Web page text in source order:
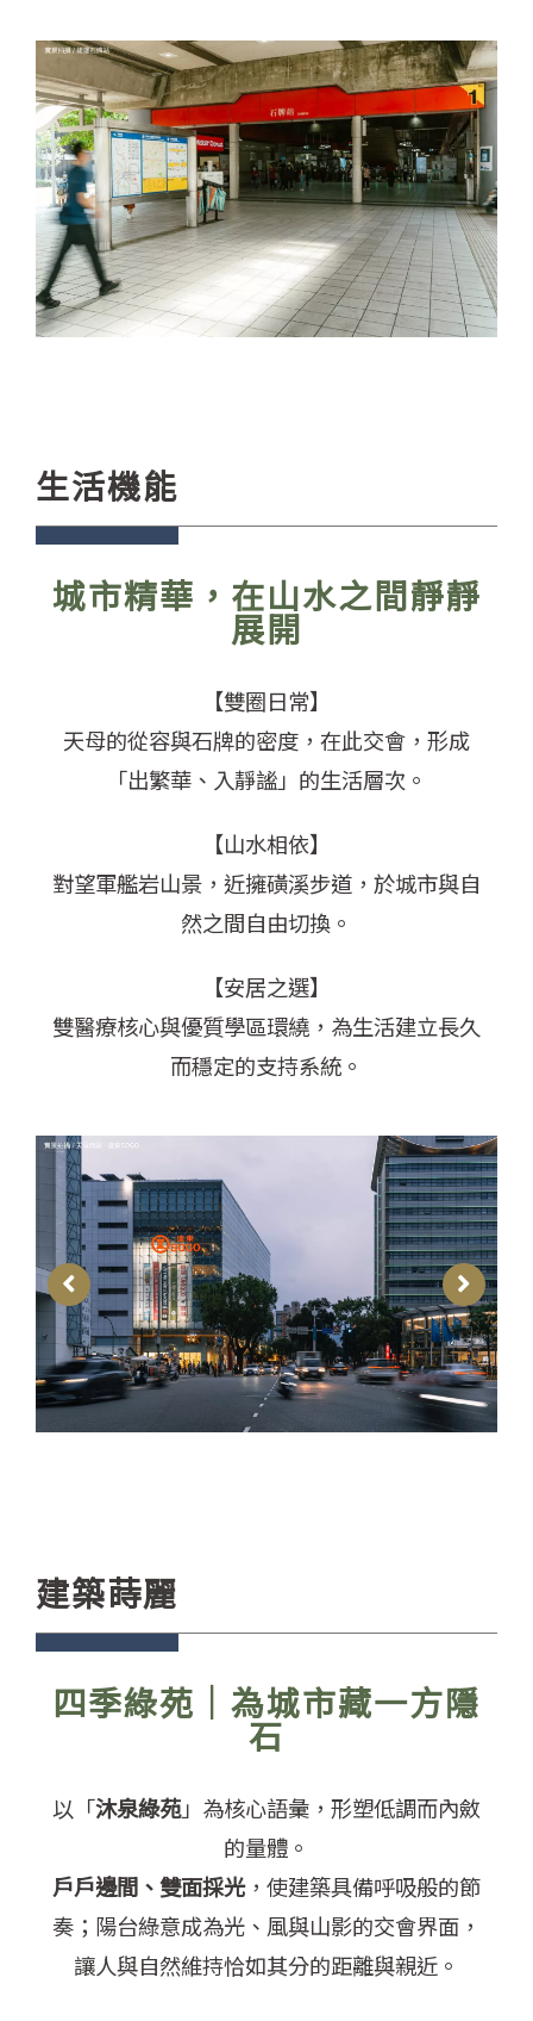
生活機能
城市精華，在山水之間靜靜
展開
【雙圈日常】
天母的從容與石牌的密度，在此交會，形成
「出繁華、入靜謐」的生活層次。
【山水相依】
對望軍艦岩山景，近擁磺溪步道，於城市與自
然之間自由切換。
【安居之選】
雙醫療核心與優質學區環繞，為生活建立長久
而穩定的支持系統。
建築蒔麗
四季綠苑｜為城市藏一方隱
石
以「沐泉綠苑」為核心語彙，形塑低調而內斂
的量體。
戶戶邊間、雙面採光，使建築具備呼吸般的節
奏；陽台綠意成為光、風與山影的交會界面，
讓人與自然維持恰如其分的距離與親近。